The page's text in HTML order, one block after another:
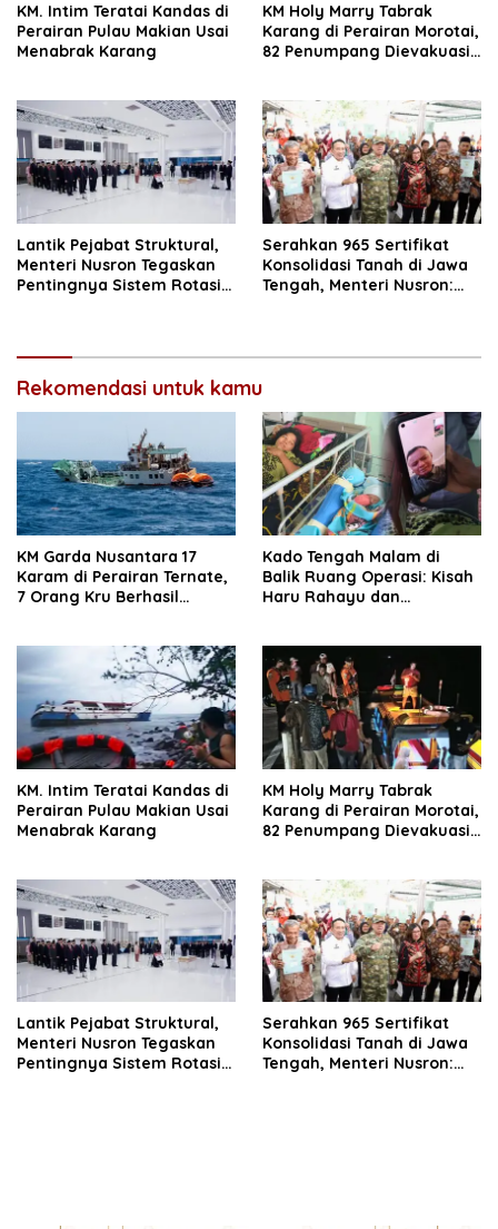
‎KM. Intim Teratai Kandas di
Perairan Pulau Makian Usai
Menabrak Karang
KM Holy Marry Tabrak
Karang di Perairan Morotai,
82 Penumpang Dievakuasi
Lantik Pejabat Struktural,
Menteri Nusron Tegaskan
Pentingnya Sistem Rotasi
Serahkan 965 Sertifikat
Konsolidasi Tanah di Jawa
Tengah, Menteri Nusron:
Rekomendasi untuk kamu
KM Garda Nusantara 17
Karam di Perairan Ternate,
7 Orang Kru Berhasil
Kado Tengah Malam di
Balik Ruang Operasi: Kisah
Haru Rahayu dan
Tikep
‎KM. Intim Teratai Kandas di
Perairan Pulau Makian Usai
Menabrak Karang
KM Holy Marry Tabrak
Karang di Perairan Morotai,
82 Penumpang Dievakuasi
Lantik Pejabat Struktural,
Menteri Nusron Tegaskan
Pentingnya Sistem Rotasi
Serahkan 965 Sertifikat
Konsolidasi Tanah di Jawa
Tengah, Menteri Nusron: